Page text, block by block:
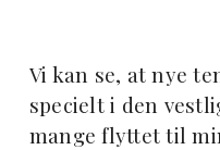
Vi kan se, at nye
specielt i den
mange flyttet til